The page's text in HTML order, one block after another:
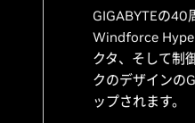
GIGABYTEの40
Windforce
クタ、そして制
クのデザインの
ップされます。